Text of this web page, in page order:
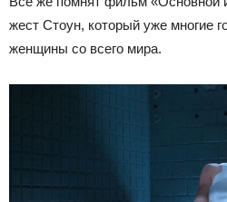
жест Стоун, который уже многие
женщины со всего мира.